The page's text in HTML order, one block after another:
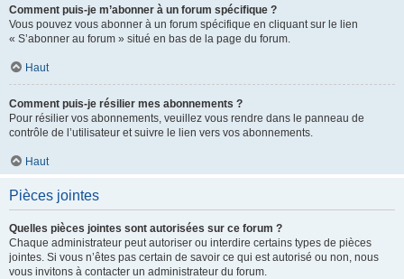
Comment puis-je m’abonner à un forum spécifique ?
Vous pouvez vous abonner à un forum spécifique en cliquant sur le lien
« S’abonner au forum » situé en bas de la page du forum.
Haut
Comment puis-je résilier mes abonnements ?
Pour résilier vos abonnements, veuillez vous rendre dans le panneau de
contrôle de l’utilisateur et suivre le lien vers vos abonnements.
Haut
Pièces jointes
Quelles pièces jointes sont autorisées sur ce forum ?
Chaque administrateur peut autoriser ou interdire certains types de pièces
jointes. Si vous n’êtes pas certain de savoir ce qui est autorisé ou non, nous
vous invitons à contacter un administrateur du forum.